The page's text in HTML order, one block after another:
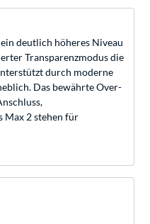
deutlich höheres Niveau
Transparenzmodus die
durch moderne
Das bewährte Over-
Max 2 stehen für